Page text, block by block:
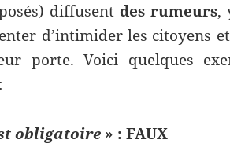
diffusent des rumeurs,
d’intimider les citoyens
porte. Voici quelques
obligatoire » : FAUX